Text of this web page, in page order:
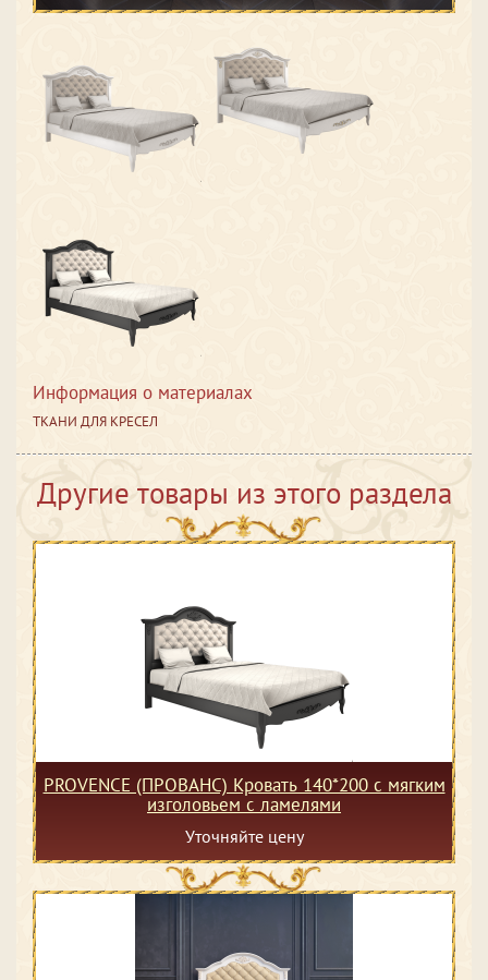
Информация о материалах
ТКАНИ ДЛЯ КРЕСЕЛ
Другие товары из этого раздела
PROVENCE (ПРОВАНС) Кровать 140*200 с мягким
изголовьем с ламелями
Уточняйте цену